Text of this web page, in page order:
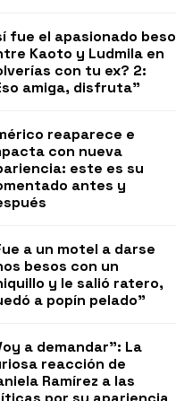
fue el apasionado beso
Kaoto y Ludmila en
con tu ex? 2:
amiga, disfruta"
reaparece e
con nueva
este es su
antes y
a un motel a darse
besos con un
y le salió ratero,
a popín pelado"
a demandar": La
reacción de
Ramírez a las